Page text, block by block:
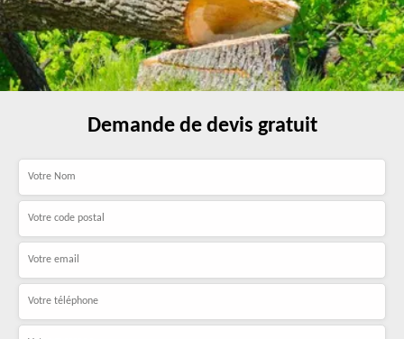
Demande de devis gratuit